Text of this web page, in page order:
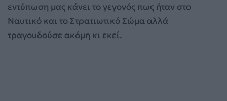
εντύπωση μας κάνει το γεγονός πως ήταν στο
Ναυτικό και το Στρατιωτικό Σώμα αλλά
τραγουδούσε ακόμη κι εκεί.